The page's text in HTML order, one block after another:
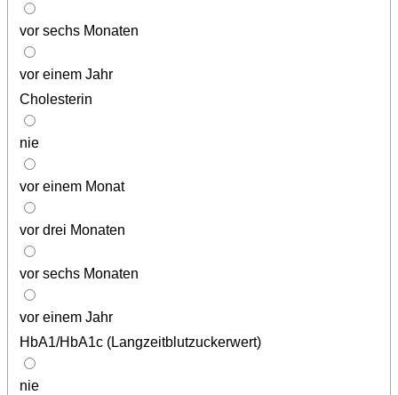
vor sechs Monaten
vor einem Jahr
Cholesterin
nie
vor einem Monat
vor drei Monaten
vor sechs Monaten
vor einem Jahr
HbA1/HbA1c (Langzeitblutzuckerwert)
nie